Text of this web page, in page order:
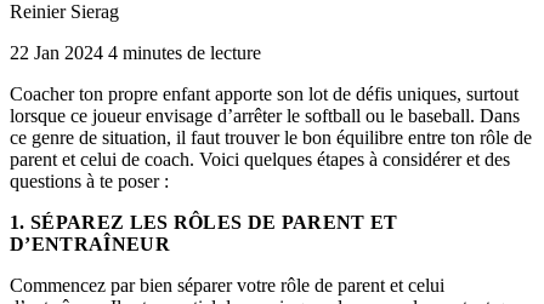
Reinier Sierag
22 Jan 2024 4 minutes de lecture
Coacher ton propre enfant apporte son lot de défis uniques, surtout
lorsque ce joueur envisage d’arrêter le softball ou le baseball. Dans
ce genre de situation, il faut trouver le bon équilibre entre ton rôle de
parent et celui de coach. Voici quelques étapes à considérer et des
questions à te poser :
1. SÉPAREZ LES RÔLES DE PARENT ET
D’ENTRAÎNEUR
Commencez par bien séparer votre rôle de parent et celui